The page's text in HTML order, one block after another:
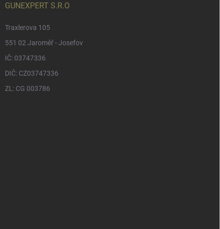
GUNEXPERT S.R.O
Traxlerova 105
551 02 Jaroměř - Josefov
IČ: 03747336
DIČ: CZ03747336
ZL: CG 003786